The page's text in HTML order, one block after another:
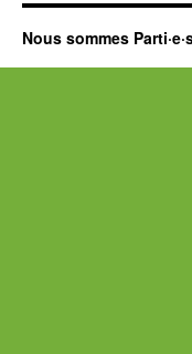
Nous sommes